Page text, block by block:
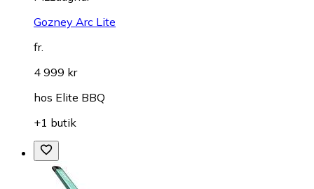
Gozney Arc Lite
fr.
4 999 kr
hos Elite BBQ
+1 butik